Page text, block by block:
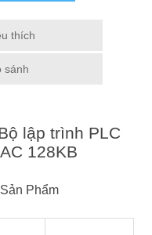
thích
sánh
lập trình PLC
128KB
Phẩm